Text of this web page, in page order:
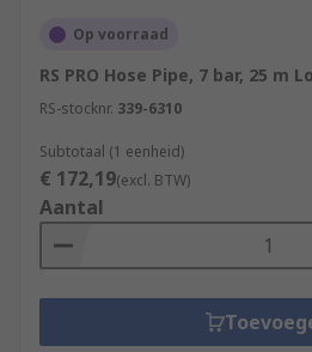
Op voorraad
RS PRO Hose Pipe, 7 bar, 25 m
RS-stocknr. 339-6310
Subtotaal (1 eenheid)
€ 172,19(excl. BTW)
Aantal